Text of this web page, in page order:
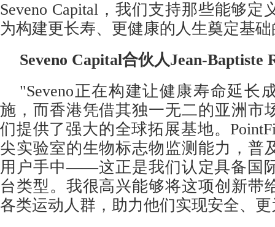
Seveno Capital，我们支持那些能够定
为构建更长寿、更健康的人生奠定基
Seveno Capital合伙人Jean-Baptiste
"Seveno正在构建让健康寿命延长
施，而香港凭借其独一无二的亚洲市
们提供了强大的全球拓展基地。
尖实验室的生物标志物监测能力，普
用户手中——这正是我们认定具备国
台类型。我很高兴能够将这项创新带
各类运动人群，助力他们实现安全、